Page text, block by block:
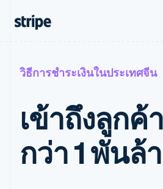
การชำระเงิน
การชำระเงิน
ออนไลน์
Payment links
การชำระเงิน
แบบไม่ต้อง
รายรับ
รายรับตาม
แบบแผนล่วง
หน้า
Metronome
การเรียกเก็บ
เงินตามการ
ตามกรณีใช้งาน
ไลบรารีและ SDK
Stripe Apps
การสนับสนุน
วิธีการชำระเงินในประเทศจีน
เข้าถึงลูกค้
กว่า 1 พันล้